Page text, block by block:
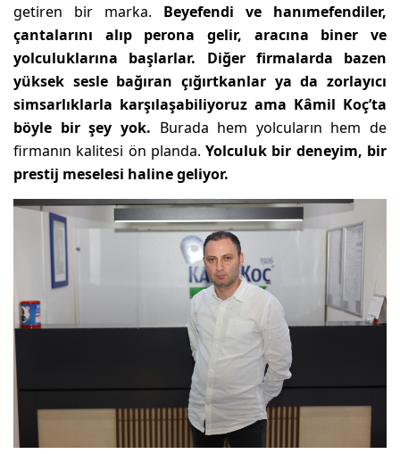
getiren bir marka. Beyefendi ve hanımefendiler,
çantalarını alıp perona gelir, aracına biner ve
yolculuklarına başlarlar. Diğer firmalarda bazen
yüksek sesle bağıran çığırtkanlar ya da zorlayıcı
simsarlıklarla karşılaşabiliyoruz ama Kâmil Koç’ta
böyle bir şey yok. Burada hem yolcuların hem de
firmanın kalitesi ön planda.Yolculuk bir deneyim, bir
prestij meselesi haline geliyor.